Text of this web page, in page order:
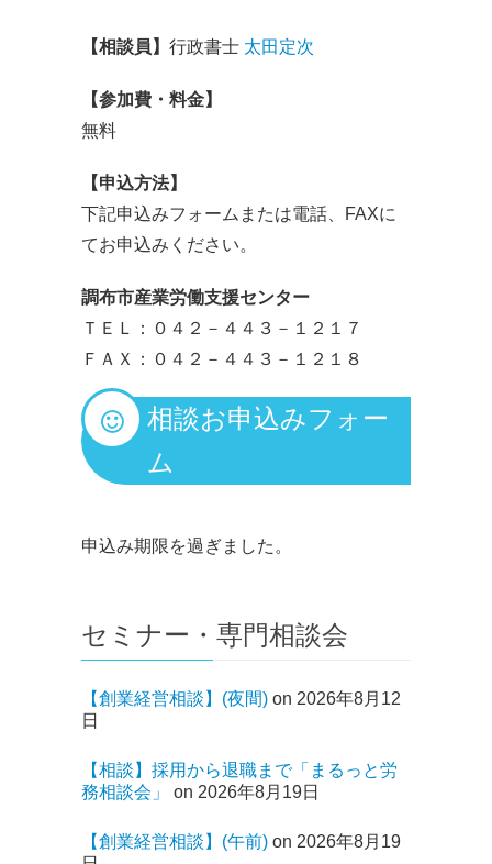
【相談員】 行政書士 太田定次
【参加費・料金】
無料
【申込方法】
下記申込みフォームまたは電話、FAXに
てお申込みください。
調布市産業労働支援センター
ＴＥＬ：０４２－４４３－１２１７
ＦＡＸ：０４２－４４３－１２１８
相談お申込みフォー
ム
申込み期限を過ぎました。
セミナー・専門相談会
【創業経営相談】(夜間) on 2026年8月12
日
【相談】採用から退職まで「まるっと労
務相談会」
on 2026年8月19日
【創業経営相談】(午前) on 2026年8月19